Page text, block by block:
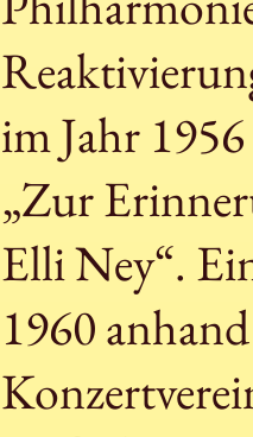
im Jahr
„Zur
Elli Ney“.
1960